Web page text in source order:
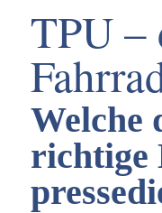
TPU –
Welche
richtige